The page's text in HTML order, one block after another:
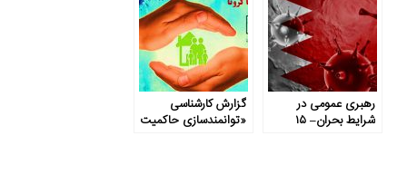
رهبری عمومی در
شرایط بحران– ۱۵
گزارش کارشناسی
«توانمندسازی حاکمیت